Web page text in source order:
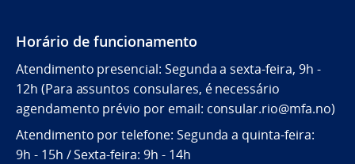
Horário de funcionamento
Atendimento presencial: Segunda a sexta-feira, 9h -
12h (Para assuntos consulares, é necessário
agendamento prévio por email: consular.rio@mfa.no)
Atendimento por telefone: Segunda a quinta-feira:
9h - 15h / Sexta-feira: 9h - 14h